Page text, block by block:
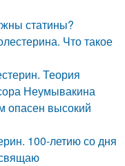
статины?
Что такое
Теория
Неумывакина
опасен высокий
100-летию со дня